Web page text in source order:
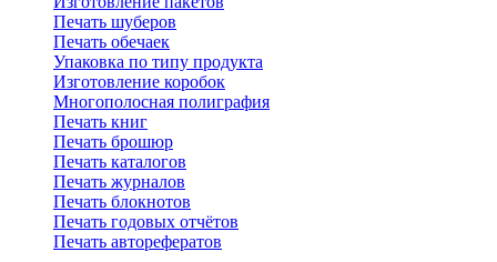
Печать шуберов
Печать обечаек
Упаковка по типу продукта
Изготовление коробок
Многополосная полиграфия
Печать книг
Печать брошюр
Печать каталогов
Печать журналов
Печать блокнотов
Печать годовых отчётов
Печать авторефератов